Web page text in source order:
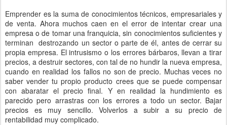
Emprender es la suma de conocimientos técnicos, empresariales y
de venta. Ahora muchos caen en el error de intentar crear una
empresa o de tomar una franquicia, sin conocimientos suficientes y
terminan destrozando un sector o parte de él, antes de cerrar su
propia empresa. El intrusismo o los errores bárbaros, llevan a tirar
precios, a destruir sectores, con tal de no hundir la nueva empresa,
cuando en realidad los fallos no son de precio. Muchas veces no
saber vender tu propio producto crees que se puede compensar
con abaratar el precio final. Y en realidad la hundimiento es
parecido pero arrastras con los errores a todo un sector. Bajar
precios es muy sencillo. Volverlos a subir a su precio de
rentabilidad muy complicado.